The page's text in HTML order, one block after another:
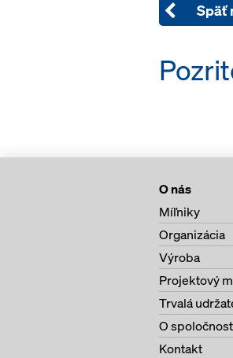
Späť
O nás
Míľniky
Organizácia
Výroba
Projektový
Trvalá
O
Kontakt